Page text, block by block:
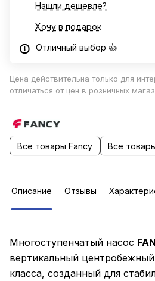
Нашли дешевле?
Хочу в подарок
Отличный выбор 👍
Цена действительна только для
отличаться от цен в розничных
Все товары Fancy Все
Описание Отзывы
Многоступенчатый насос
вертикальный
класса, созданный для